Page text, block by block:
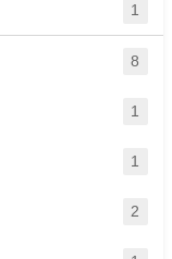
1
8
1
1
2